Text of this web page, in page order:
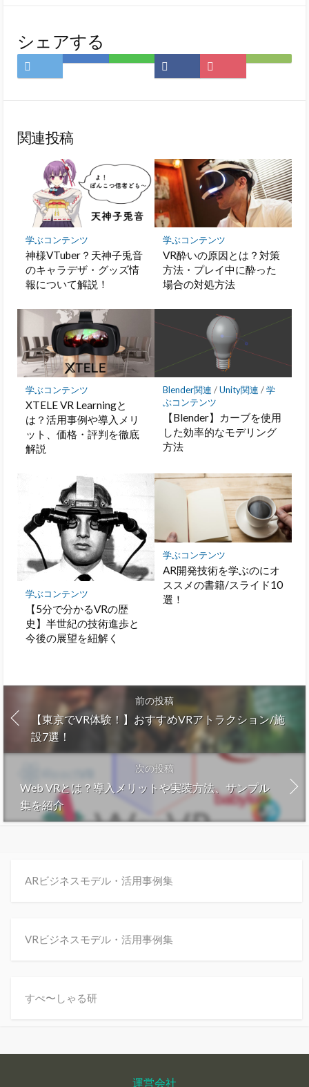
シェアする
Twitter
で
は
ク
マ
ー
ク
に
保
LINE
Facebook
で
Pocket
に
Feedly
関連投稿
学ぶコンテンツ
神様VTuber？天神子兎音
のキャラデザ・グッズ情
報について解説！
学ぶコンテンツ
VR酔いの原因とは？対策
方法・プレイ中に酔った
場合の対処方法
学ぶコンテンツ
XTELE VR Learningと
は？活用事例や導入メリ
ット、価格・評判を徹底
解説
Blender関連 /Unity関連 /学
ぶコンテンツ
【Blender】カーブを使用
した効率的なモデリング
方法
学ぶコンテンツ
【5分で分かるVRの歴
史】半世紀の技術進歩と
今後の展望を紐解く
学ぶコンテンツ
AR開発技術を学ぶのにオ
ススメの書籍/スライド10
選！
前の投稿
【東京でVR体験！】おすすめVRアトラクション/施
設7選！
次の投稿
Web VRとは？導入メリットや実装方法、サンプル
集を紹介
ARビジネスモデル・活用事例集
VRビジネスモデル・活用事例集
すぺ〜しゃる研
運営会社